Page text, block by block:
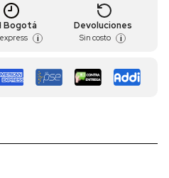
Bogotá
i
Devoluciones
Sin costo i